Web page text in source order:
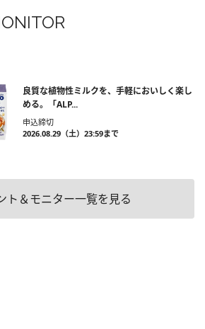
良質な植物性ミルクを、手軽においしく楽し
める。「ALP...
申込締切
2026.08.29（土）23:59まで
ト＆モニター一覧を見る